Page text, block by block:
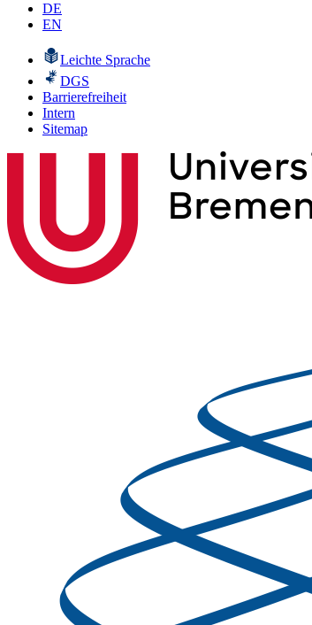
DE
EN
Leichte Sprache
DGS
Barrierefreiheit
Intern
Sitemap